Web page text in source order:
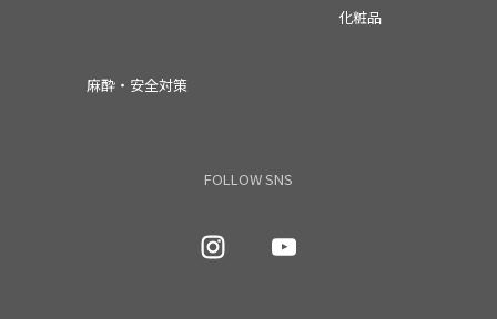
化粧品
麻酔・安全対策
FOLLOW SNS